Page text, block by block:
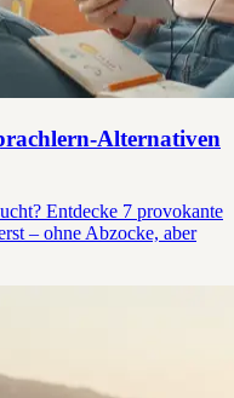
Alternativen
Entdecke 7 provokante
– ohne Abzocke, aber